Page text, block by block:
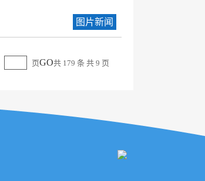
图片新闻
页GO共 179 条 共 9 页